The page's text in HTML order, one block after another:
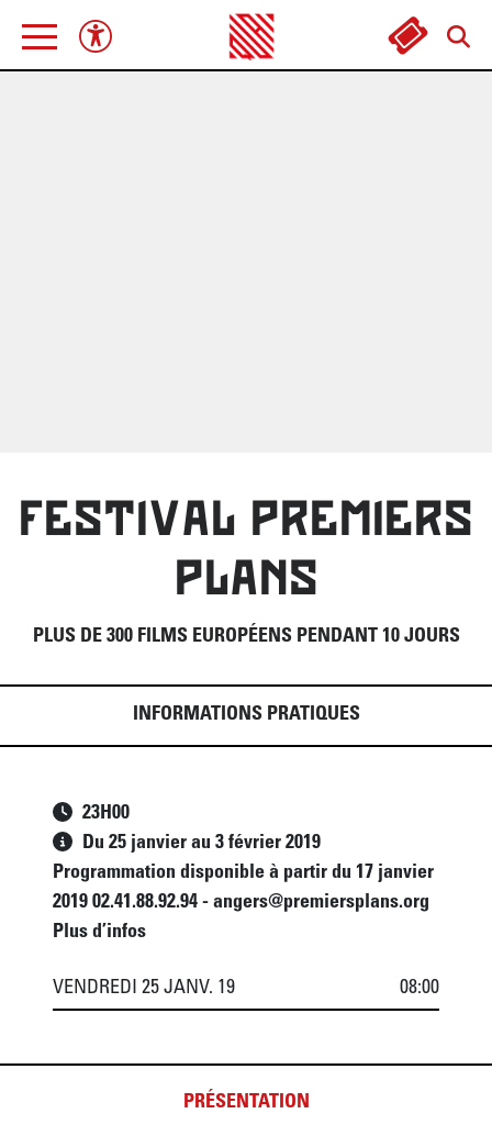
FESTIVAL PREMIERS
PLANS
PLUS DE 300 FILMS EUROPÉENS PENDANT 10 JOURS
INFORMATIONS PRATIQUES
23H00
Du 25 janvier au 3 février 2019
Programmation disponible à partir du 17 janvier
2019 02.41.88.92.94 - angers@premiersplans.org
Plus d’infos
VENDREDI 25 JANV. 19 08:00
PRÉSENTATION